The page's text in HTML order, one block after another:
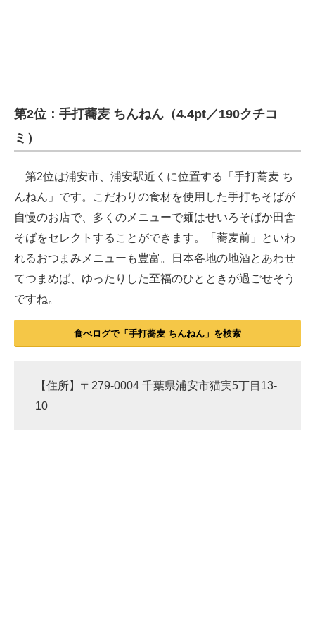
第2位：手打蕎麦 ちんねん（4.4pt／190クチコ
ミ）
第2位は浦安市、浦安駅近くに位置する「手打蕎麦 ち
んねん」です。こだわりの食材を使用した手打ちそばが
自慢のお店で、多くのメニューで麺はせいろそばか田舎
そばをセレクトすることができます。「蕎麦前」といわ
れるおつまみメニューも豊富。日本各地の地酒とあわせ
てつまめば、ゆったりした至福のひとときが過ごせそう
ですね。
食べログで「手打蕎麦 ちんねん」を検索
【住所】〒279-0004 千葉県浦安市猫実5丁目13-
10